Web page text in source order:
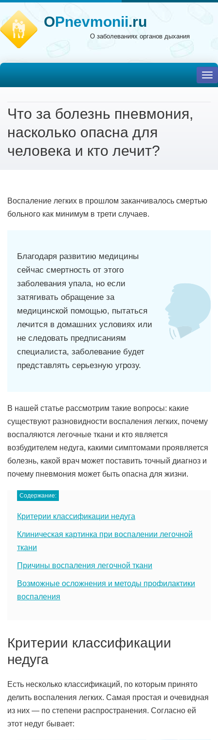
OPnevmonii.ru
О заболеваниях органов дыхания
Что за болезнь пневмония,
насколько опасна для
человека и кто лечит?
Воспаление легких в прошлом заканчивалось смертью
больного как минимум в трети случаев.
Благодаря развитию медицины
сейчас смертность от этого
заболевания упала, но если
затягивать обращение за
медицинской помощью, пытаться
лечится в домашних условиях или
не следовать предписаниям
специалиста, заболевание будет
представлять серьезную угрозу.
В нашей статье рассмотрим такие вопросы: какие
существуют разновидности воспаления легких, почему
воспаляются легочные ткани и кто является
возбудителем недуга, какими симптомами проявляется
болезнь, какой врач может поставить точный диагноз и
почему пневмония может быть опасна для жизни.
Содержание:
Критерии классификации недуга
Клиническая картинка при воспалении легочной
ткани
Причины воспаления легочной ткани
Возможные осложнения и методы профилактики
воспаления
Критерии классификации
недуга
Есть несколько классификаций, по которым принято
делить воспаления легких. Самая простая и очевидная
из них — по степени распространения. Согласно ей
этот недуг бывает: